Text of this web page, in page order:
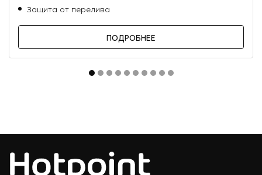
Защита от перелива
ПОДРОБНЕЕ